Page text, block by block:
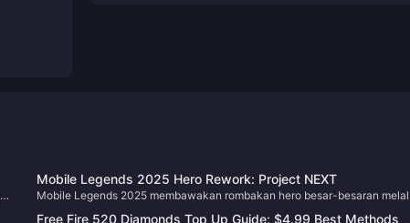
Mobile Legends 2025 Hero Rework: Project NEXT
Mobile Legends 2025 membawakan rombakan hero besar-besaran
Project NEXT pada 17 September, menampilkan hero Abyss Alice,
Free Fire 520 Diamonds Top Up Guide: $4.99 Best Methods